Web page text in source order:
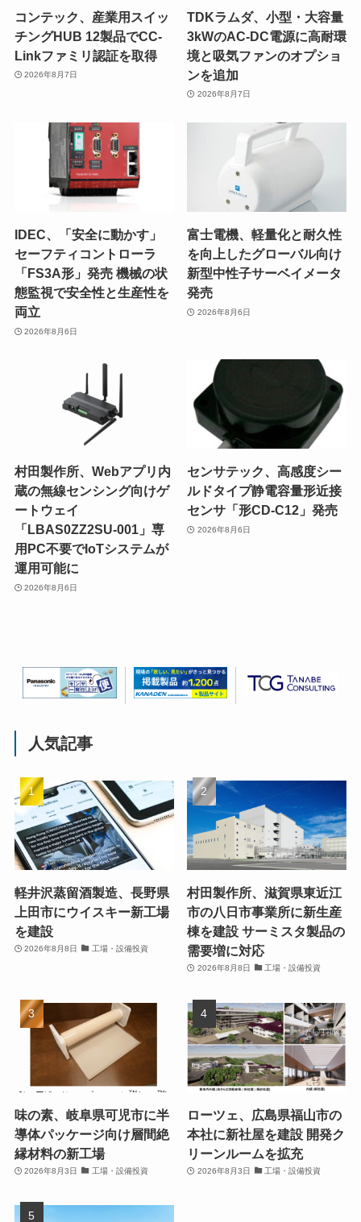
コンテック、産業用スイッ
チングHUB 12製品でCC-
Linkファミリ認証を取得
2026年8月7日
TDKラムダ、小型・大容量
3kWのAC-DC電源に高耐環
境と吸気ファンのオプショ
ンを追加
2026年8月7日
IDEC、「安全に動かす」
セーフティコントローラ
「FS3A形」発売 機械の状
態監視で安全性と生産性を
両立
2026年8月6日
富士電機、軽量化と耐久性
を向上したグローバル向け
新型中性子サーベイメータ
発売
2026年8月6日
村田製作所、Webアプリ内
蔵の無線センシング向けゲ
ートウェイ
「LBAS0ZZ2SU-001」専
用PC不要でIoTシステムが
運用可能に
2026年8月6日
センサテック、高感度シー
ルドタイプ静電容量形近接
センサ「形CD-C12」発売
2026年8月6日
人気記事
軽井沢蒸留酒製造、長野県
上田市にウイスキー新工場
を建設
2026年8月8日 工場・設備投資
村田製作所、滋賀県東近江
市の八日市事業所に新生産
棟を建設 サーミスタ製品の
需要増に対応
2026年8月8日 工場・設備投資
味の素、岐阜県可児市に半
導体パッケージ向け層間絶
縁材料の新工場
2026年8月3日 工場・設備投資
ローツェ、広島県福山市の
本社に新社屋を建設 開発ク
リーンルームを拡充
2026年8月3日 工場・設備投資